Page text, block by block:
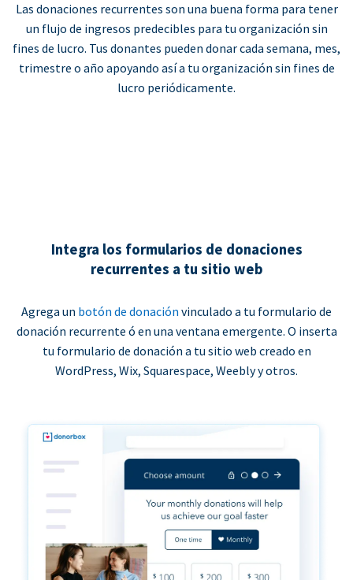
Las donaciones recurrentes son una buena forma para tener
un flujo de ingresos predecibles para tu organización sin
fines de lucro. Tus donantes pueden donar cada semana, mes,
trimestre o año apoyando así a tu organización sin fines de
lucro periódicamente.
Integra los formularios de donaciones
recurrentes a tu sitio web
Agrega un botón de donación vinculado a tu formulario de
donación recurrente ó en una ventana emergente. O inserta
tu formulario de donación a tu sitio web creado en
WordPress, Wix, Squarespace, Weebly y otros.